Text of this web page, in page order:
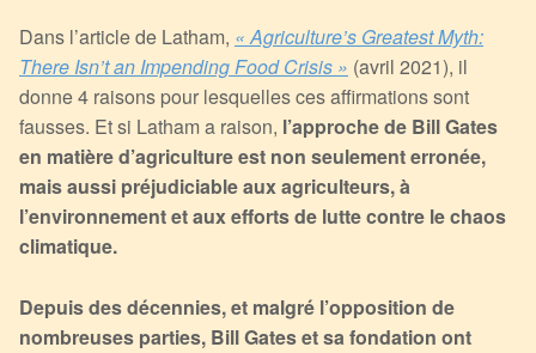
Dans l’article de Latham, « Agriculture’s Greatest Myth:
There Isn’t an Impending Food Crisis » (avril 2021), il
donne 4 raisons pour lesquelles ces affirmations sont
fausses. Et si Latham a raison, l’approche de Bill Gates
en matière d’agriculture est non seulement erronée,
mais aussi préjudiciable aux agriculteurs, à
l’environnement et aux efforts de lutte contre le chaos
climatique.
Depuis des décennies, et malgré l’opposition de
nombreuses parties, Bill Gates et sa fondation ont